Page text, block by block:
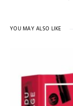
YOU MAY ALSO LIKE